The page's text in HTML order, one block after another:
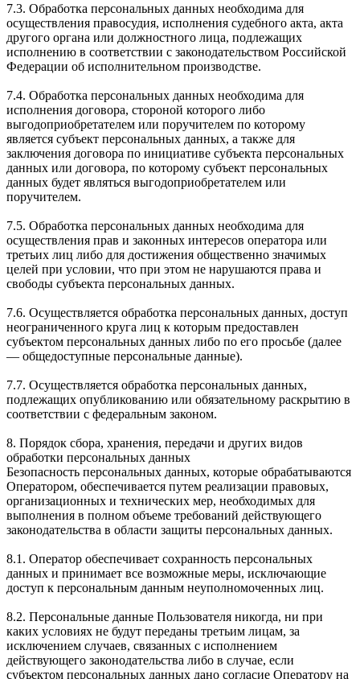
7.3. Обработка персональных данных необходима для
осуществления правосудия, исполнения судебного акта, акта
другого органа или должностного лица, подлежащих
исполнению в соответствии с законодательством Российской
Федерации об исполнительном производстве.
7.4. Обработка персональных данных необходима для
исполнения договора, стороной которого либо
выгодоприобретателем или поручителем по которому
является субъект персональных данных, а также для
заключения договора по инициативе субъекта персональных
данных или договора, по которому субъект персональных
данных будет являться выгодоприобретателем или
поручителем.
7.5. Обработка персональных данных необходима для
осуществления прав и законных интересов оператора или
третьих лиц либо для достижения общественно значимых
целей при условии, что при этом не нарушаются права и
свободы субъекта персональных данных.
7.6. Осуществляется обработка персональных данных, доступ
неограниченного круга лиц к которым предоставлен
субъектом персональных данных либо по его просьбе (далее
— общедоступные персональные данные).
7.7. Осуществляется обработка персональных данных,
подлежащих опубликованию или обязательному раскрытию в
соответствии с федеральным законом.
8. Порядок сбора, хранения, передачи и других видов
обработки персональных данных
Безопасность персональных данных, которые обрабатываются
Оператором, обеспечивается путем реализации правовых,
организационных и технических мер, необходимых для
выполнения в полном объеме требований действующего
законодательства в области защиты персональных данных.
8.1. Оператор обеспечивает сохранность персональных
данных и принимает все возможные меры, исключающие
доступ к персональным данным неуполномоченных лиц.
8.2. Персональные данные Пользователя никогда, ни при
каких условиях не будут переданы третьим лицам, за
исключением случаев, связанных с исполнением
действующего законодательства либо в случае, если
субъектом персональных данных дано согласие Оператору на